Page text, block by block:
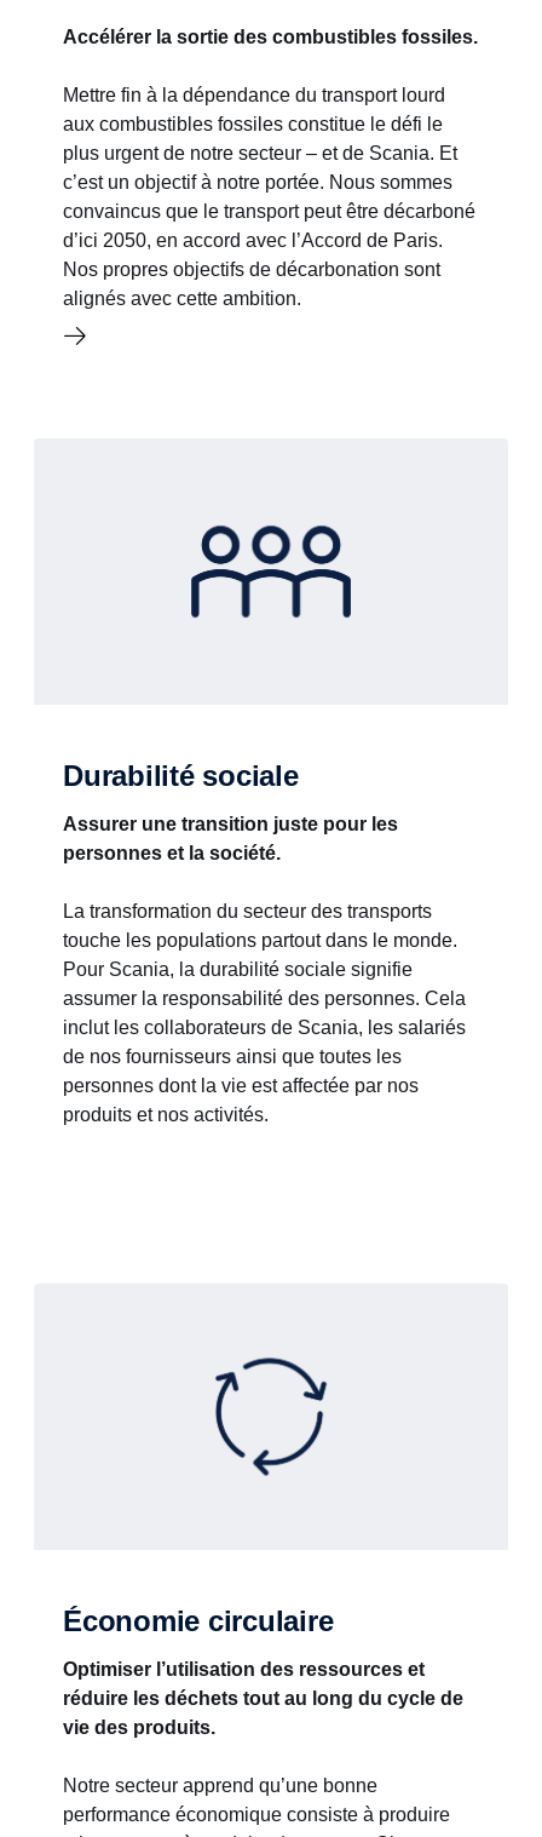
Accélérer la sortie des combustibles fossiles.
Mettre fin à la dépendance du transport lourd
aux combustibles fossiles constitue le défi le
plus urgent de notre secteur – et de Scania. Et
c’est un objectif à notre portée. Nous sommes
convaincus que le transport peut être décarboné
d’ici 2050, en accord avec l’Accord de Paris.
Nos propres objectifs de décarbonation sont
alignés avec cette ambition.
Durabilité sociale
Assurer une transition juste pour les
personnes et la société.
La transformation du secteur des transports
touche les populations partout dans le monde.
Pour Scania, la durabilité sociale signifie
assumer la responsabilité des personnes. Cela
inclut les collaborateurs de Scania, les salariés
de nos fournisseurs ainsi que toutes les
personnes dont la vie est affectée par nos
produits et nos activités.
Économie circulaire
Optimiser l’utilisation des ressources et
réduire les déchets tout au long du cycle de
vie des produits.
Notre secteur apprend qu’une bonne
performance économique consiste à produire